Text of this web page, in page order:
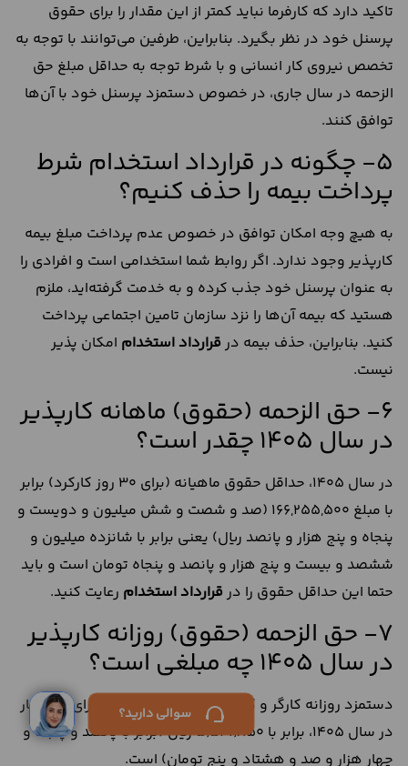
ورود /
ثبت‌نام
تاکید دارد که کارفرما نباید کمتر از این مقدار را برای حقوق
پرسنل خود در نظر بگیرد. بنابراین، طرفین می‌توانند با توجه به
تخصص نیروی کار انسانی و با شرط توجه به حداقل مبلغ حق
الزحمه در سال جاری، در خصوص دستمزد پرسنل خود با آن‌ها
توافق کنند.
5- چگونه در قرارداد استخدام شرط
پرداخت بیمه را حذف کنیم؟
به هیچ وجه امکان توافق در خصوص عدم پرداخت مبلغ بیمه
کارپذیر وجود ندارد. اگر روابط شما استخدامی است و افرادی را
به عنوان پرسنل خود جذب کرده و به خدمت گرفته‌اید، ملزم
هستید که بیمه آن‌ها را نزد سازمان تامین اجتماعی پرداخت
کنید. بنابراین، حذف بیمه درقرارداد استخدام امکان پذیر
نیست.
6- حق الزحمه (حقوق) ماهانه کارپذیر
در سال 1405 چقدر است؟
در سال 1405، حداقل حقوق ماهیانه (برای 30 روز کارکرد) برابر
با مبلغ 166,255,500 (صد و شصت و شش میلیون و دویست و
پنجاه و پنج هزار و پانصد ریال) یعنی برابر با شانزده میلیون و
ششصد و بیست و پنج هزار و پانصد و پنجاه تومان است و باید
حتما این حداقل حقوق را درقرارداد استخدام رعایت کنید.
7- حق الزحمه (حقوق) روزانه کارپذیر
در سال 1405 چه مبلغی است؟
دستمزد روزانه کارگر و کارمند مطابق با مصوبه شورای عالی کار
در سال 1405، برابر با 5٬541٬850 ریال (برابر با پانصد و پنجاه و
چهار هزار و صد و هشتاد و پنج تومان) است.
سوالی دارید؟